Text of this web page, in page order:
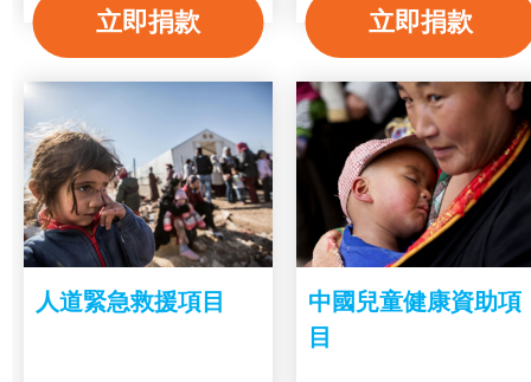
立即捐款 立即捐款
人道緊急救援項目
中國兒童健康資助項
目